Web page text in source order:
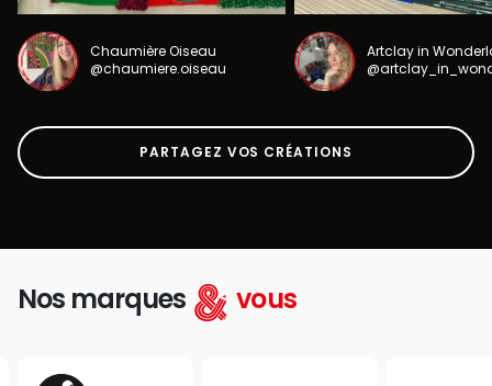
Chaumière Oiseau
@chaumiere.oiseau
Artclay in
PARTAGEZ VOS CRÉATIONS
Nos marques vous